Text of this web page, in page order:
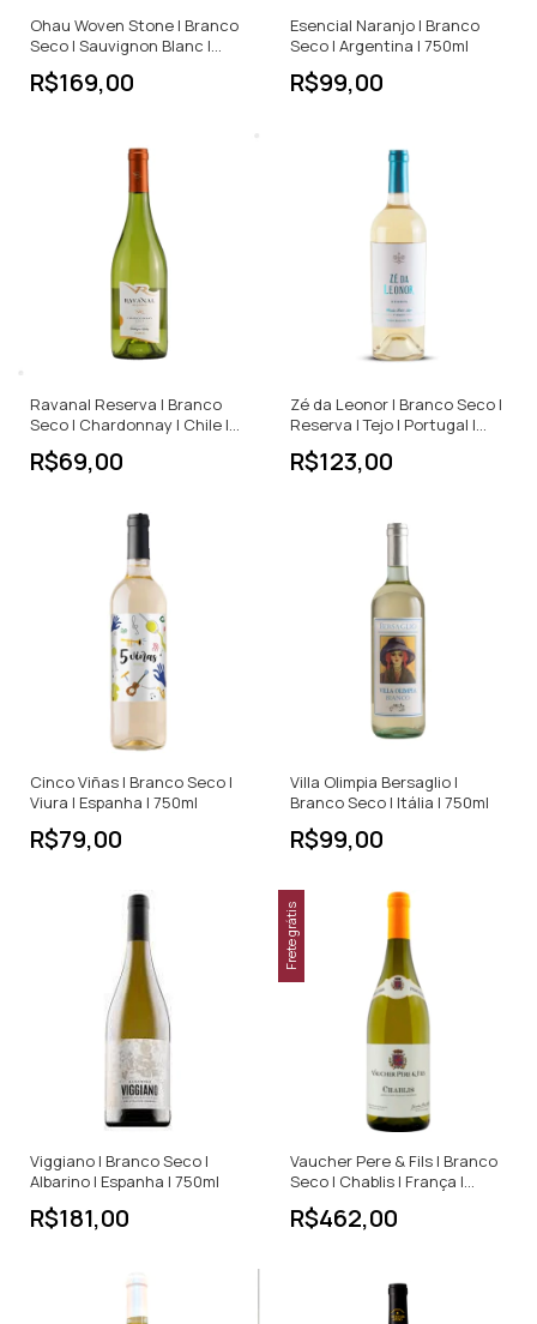
Ohau Woven Stone | Branco
Seco | Sauvignon Blanc |
Nova Zelândia | 750ml
R$169,00
Esencial Naranjo | Branco
Seco | Argentina | 750ml
R$99,00
Ravanal Reserva | Branco
Seco | Chardonnay | Chile |
R$69,00
Zé da Leonor | Branco Seco |
Reserva | Tejo | Portugal |
R$123,00
Cinco Viñas | Branco Seco |
Viura | Espanha | 750ml
R$79,00
Villa Olimpia Bersaglio |
Branco Seco | Itália | 750ml
R$99,00
Viggiano | Branco Seco |
Albarino | Espanha | 750ml
R$181,00
Frete grátis
Vaucher Pere & Fils | Branco
Seco | Chablis | França |
R$462,00